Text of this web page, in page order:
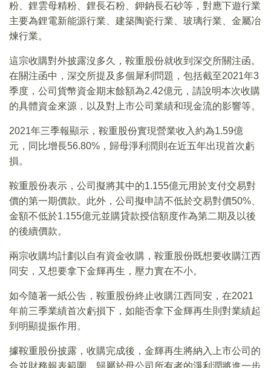
粉、鋰雲母精粉、鋰長石粉、鉀鈉長石砂等，對應下遊行業
主要為鋰電新能源行業、建築陶瓷行業、玻璃行業、金屬冶
煉行業。
這宗收購對外披露沒多久，鞍重股份就收到深交所關注函。
在關注函中，深交所提及多個犀利問題，包括截至2021年3
季度，公司貨幣資金期末餘額為2.42億元，請說明本次收購
的具體資金來源，以及對上市公司業績和現金流的影響等。
2021年三季報顯示，鞍重股份實現營業收入約為1.59億
元，同比增長56.80%，歸母淨利潤則在近五年出現首次虧
損。
鞍重股份表示，公司擬將其中的1.155億元用於支付交易對
價的第一期價款。此外，公司擬申請不低於交易對價50%、
金額不低於1.155億元並購貸款授信額度作為第二期及以後
的後續價款。
兩宗收購均計劃以自有資金收購，鞍重股份既想要收購江西
同安，又想要拿下金輝再生，壓力實在不小。
如今隨著一紙公告，鞍重股份終止收購江西同安，在2021
年前三季業績首次虧損下，如能否拿下金輝再生則對業績起
到明顯提振作用。
據鞍重股份披露，收購完成後，金輝再生將納入上市公司的